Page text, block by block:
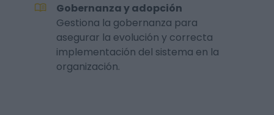
Gobernanza y adopción
Gestiona la gobernanza para
asegurar la evolución y correcta
implementación del sistema en la
organización.